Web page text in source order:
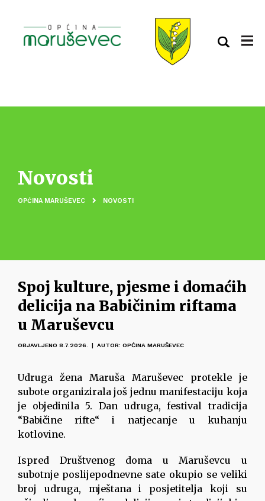
Novosti
OPĆINA MARUŠEVEC NOVOSTI
Spoj kulture, pjesme i domaćih
delicija na Babičinim riftama
u Maruševcu
OBJAVLJENO 8.7.2026. | AUTOR: OPĆINA MARUŠEVEC
Udruga žena Maruša Maruševec protekle je
subote organizirala još jednu manifestaciju koja
je objedinila 5. Dan udruga, festival tradicija
“Babičine rifte“ i natjecanje u kuhanju
kotlovine.
Ispred Društvenog doma u Maruševcu u
subotnje poslijepodnevne sate okupio se veliki
broj udruga, mještana i posjetitelja koji su